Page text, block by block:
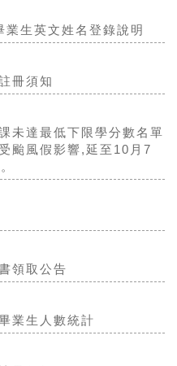
生英文姓名登錄說明
冊須知
未達最低下限學分數名單
颱風假影響,延至10月7
領取公告
業生人數統計